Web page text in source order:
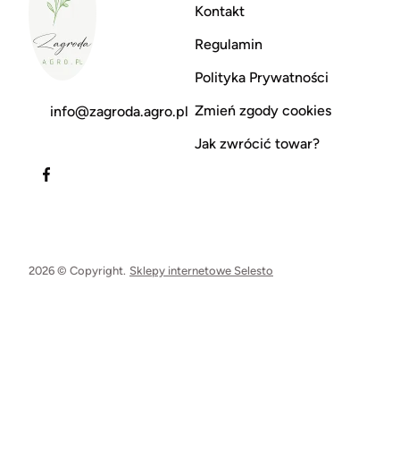
info@zagroda.agro.pl
Kontakt
Regulamin
Polityka Prywatności
Zmień zgody cookies
Jak zwrócić towar?
2026 © Copyright. Sklepy internetowe Selesto